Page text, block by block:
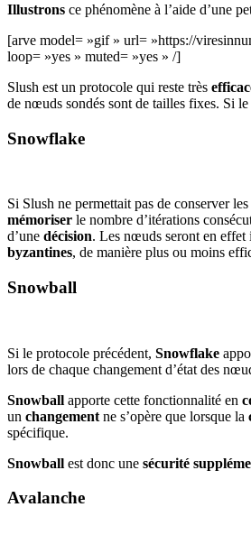
Illustrons ce phénomène à l’aide d’une
[arve model= »gif » url= »https://
loop= »yes » muted= »yes » /]
Slush est un protocole qui reste très
de nœuds sondés sont de tailles fixes. Si
Snowflake
Si Slush ne permettait pas de conserver
mémoriser le nombre d’itérations
d’une décision. Les nœuds seront en effet
byzantines, de manière plus ou moins
Snowball
Si le protocole précédent, Snowflake
lors de chaque changement d’état des
Snowball apporte cette fonctionnalité en
un changement ne s’opère que lorsque la
spécifique.
Snowball est donc une sécurité
Avalanche